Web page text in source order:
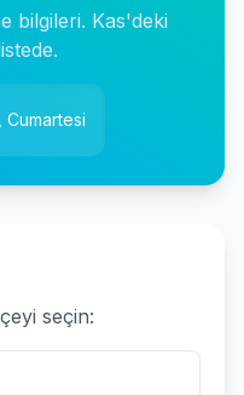
bilgileri. Kas'deki
seçin: